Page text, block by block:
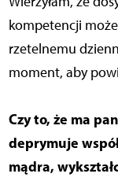
kompetencji
rzetelnemu
moment, aby
Czy to, że ma
deprymuje
mądra,